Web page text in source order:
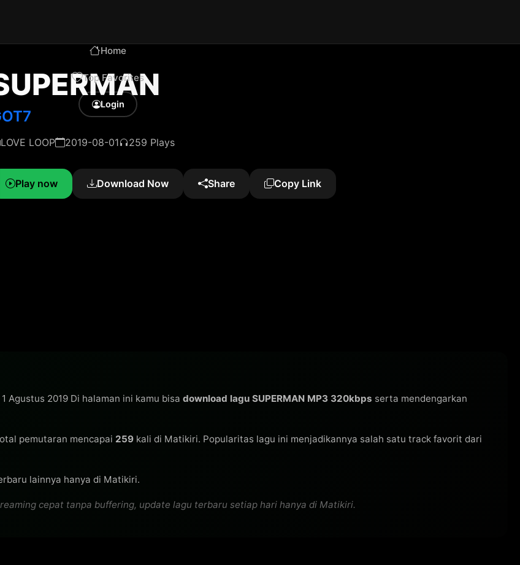
Home
Top Favorites
Login
LOVE LOOP 2019-08-01 259 Plays
Play now Download Now Share Copy Link
Agustus 2019 Di halaman ini kamu bisa download lagu SUPERMAN MP3 320kbps serta mendengarkan
pemutaran mencapai 259 kali di Matikiri. Popularitas lagu ini menjadikannya salah satu track favorit dari
lainnya hanya di Matikiri.
cepat tanpa buffering, update lagu terbaru setiap hari hanya di Matikiri.